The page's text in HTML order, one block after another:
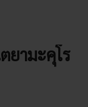
ยามะคุโร